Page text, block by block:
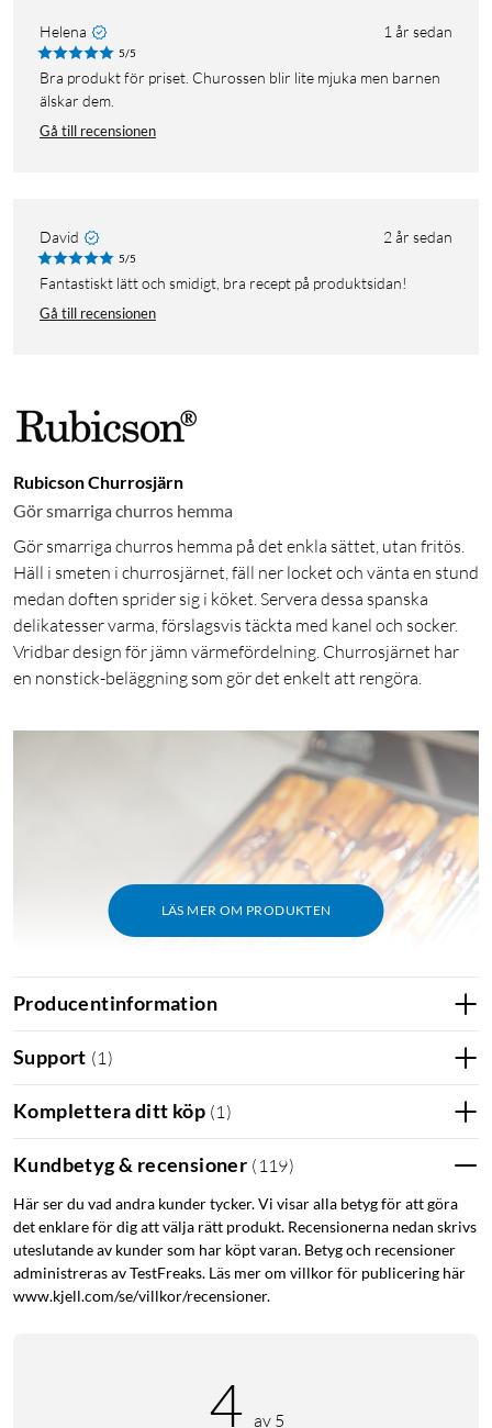
Helena 1 år sedan
5/5
Bra produkt för priset. Churossen blir lite mjuka men barnen
älskar dem.
Gå till recensionen
David 2 år sedan
5/5
Fantastiskt lätt och smidigt, bra recept på produktsidan!
Gå till recensionen
Rubicson Churrosjärn
Gör smarriga churros hemma
Gör smarriga churros hemma på det enkla sättet, utan fritös.
Häll i smeten i churrosjärnet, fäll ner locket och vänta en stund
medan doften sprider sig i köket. Servera dessa spanska
delikatesser varma, förslagsvis täckta med kanel och socker.
Vridbar design för jämn värmefördelning. Churrosjärnet har
en nonstick-beläggning som gör det enkelt att rengöra.
LÄS MER OM PRODUKTEN
Grundrecept
Nedan finner du ett grundrecept för churros-smet (ca 20 st).
Producentinformation
Support (1)
Komplettera ditt köp (1)
Kundbetyg & recensioner ( 119)
Här ser du vad andra kunder tycker. Vi visar alla betyg för att göra
det enklare för dig att välja rätt produkt. Recensionerna nedan skrivs
uteslutande av kunder som har köpt varan. Betyg och recensioner
administreras av TestFreaks. Läs mer om villkor för publicering här
www.kjell.com/se/villkor/recensioner.
4 av 5